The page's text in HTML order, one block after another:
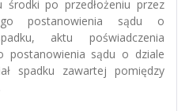
środki po przedłożeniu przez
postanowienia sądu o
aktu poświadczenia
postanowienia sądu o dziale
spadku zawartej pomiędzy